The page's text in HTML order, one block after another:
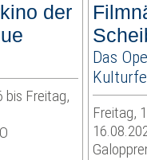
der
bis Freitag,
Das
Freitag,